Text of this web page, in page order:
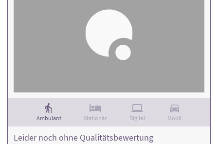
Ambulant Stationär Digital Mobil
Leider noch ohne Qualitätsbewertung